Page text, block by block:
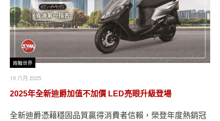
兩輪世界
19 六月 2025
2025年全新迪爵加值不加價 LED亮眼升級登場
全新迪爵憑藉穩固品質贏得消費者信賴，榮登年度熱銷冠